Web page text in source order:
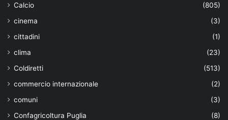
Calcio
(805)
cinema
(3)
cittadini
(1)
clima
(23)
Coldiretti
(513)
commercio internazionale
(2)
comuni
(3)
Confagricoltura Puglia
(8)